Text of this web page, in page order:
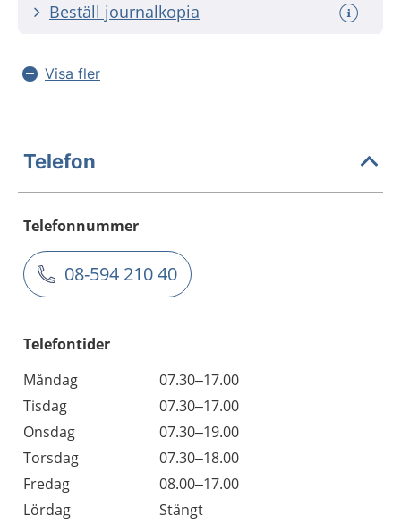
Beställ journalkopia
Visa fler
Telefon
Telefonnummer
08-594 210 40
Telefontider
Måndag
07.30–17.00
Tisdag
07.30–17.00
Onsdag
07.30–19.00
Torsdag
07.30–18.00
Fredag
08.00–17.00
Lördag
Stängt